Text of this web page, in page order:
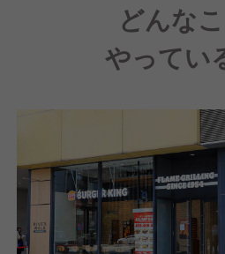
どんな
やってい